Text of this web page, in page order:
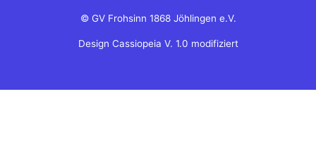
© GV Frohsinn 1868 Jöhlingen e.V.
Design Cassiopeia V. 1.0 modifiziert